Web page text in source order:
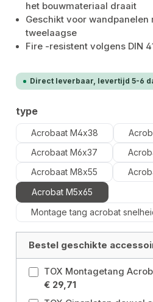
het bouwmateriaal draait
Geschikt voor wandpanelen
tweelaagse
Fire -resistent volgens DIN
Direct leverbaar, levertijd 5-6
Selecteer
type
Acrobaat M4x38
Acrobaat M6x37
Acrobaat M8x55
Acrobat M5x65
Montage tang acrobat
Bestel geschikte
€ 29,71